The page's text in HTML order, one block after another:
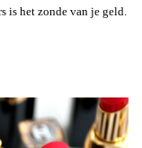
is het zonde van je geld.